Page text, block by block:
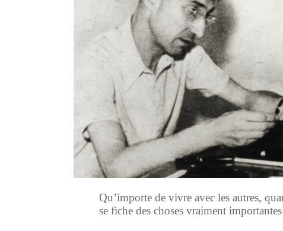
Qu’importe de vivre avec les autres,
se fiche des choses vraiment